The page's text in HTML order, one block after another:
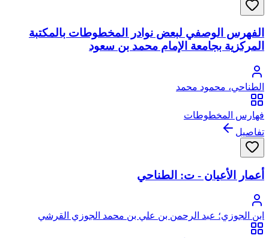
الفهرس الوصفي لبعض نوادر المخطوطات بالمكتبة
المركزية بجامعة الإمام محمد بن سعود
الطناحي، محمود محمد
فهارس المخطوطات
تفاصيل
أعمار الأعيان - ت: الطناحي
ابن الجوزي؛ عبد الرحمن بن علي بن محمد الجوزي القرشي
البغدادي، أبو الفرج